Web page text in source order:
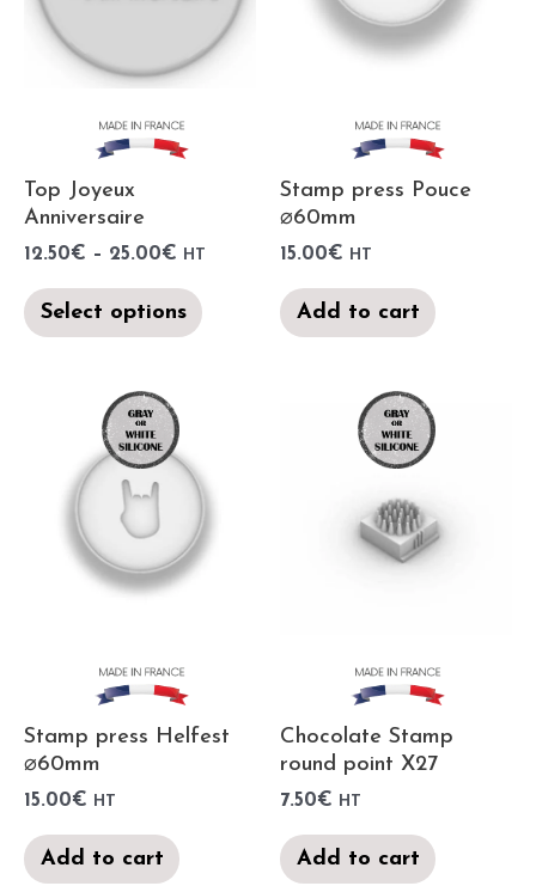
Top Joyeux
Anniversaire
12.50€ – 25.00€ HT
Select options
Stamp press Pouce
⌀60mm
15.00€ HT
Add to cart
Stamp press Helfest
⌀60mm
15.00€ HT
Add to cart
Chocolate Stamp
round point X27
7.50€ HT
Add to cart